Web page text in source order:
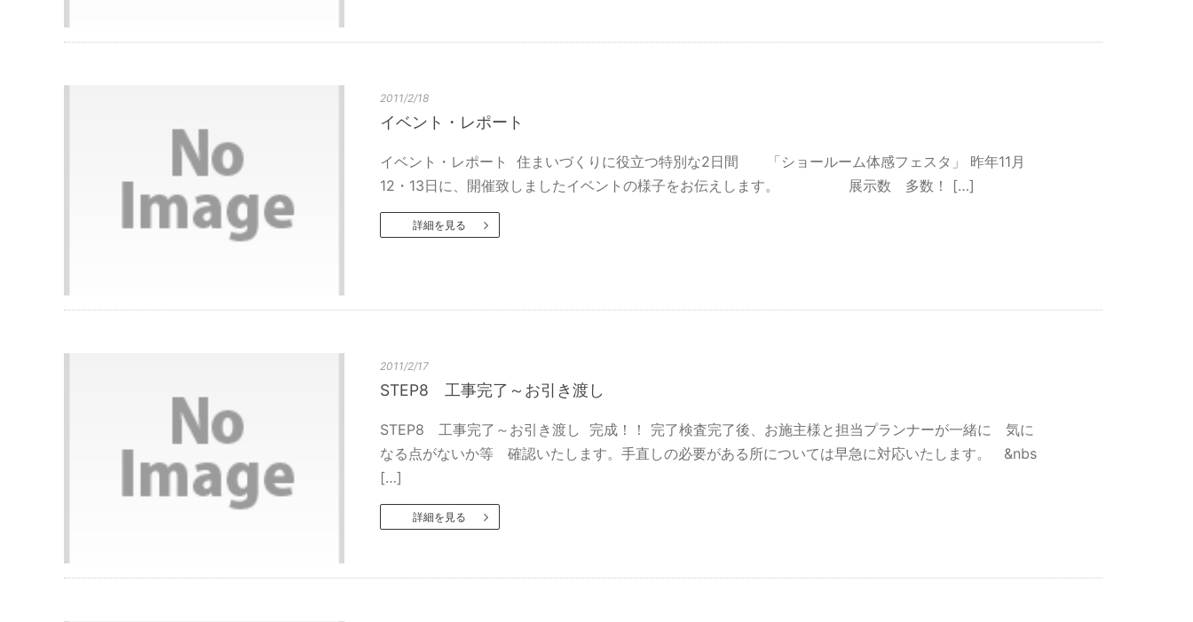
2011/2/18
イベント・レポート
イベント・レポート 住まいづくりに役立つ特別な2日間 「ショールーム体感フェスタ」 昨年11月
12・13日に、開催致しましたイベントの様子をお伝えします。 展示数 多数！ […]
詳細を見る
2011/2/17
STEP8 工事完了～お引き渡し
STEP8 工事完了～お引き渡し 完成！！ 完了検査完了後、お施主様と担当プランナーが一緒に 気に
なる点がないか等 確認いたします。手直しの必要がある所については早急に対応いたします。 &nbs
[…]
詳細を見る